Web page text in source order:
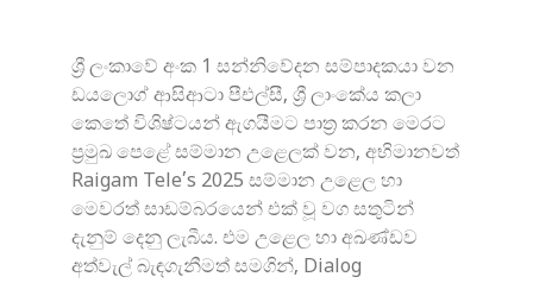
ශ්‍රී ලංකාවේ අංක 1 සන්නිවේදන සම්පාදකයා වන
ඩයලොග් ආසිආටා පීඑල්සී, ශ්‍රී ලාංකේය කලා
කෙතේ විශිෂ්ටයන් ඇගයීමට පාත්‍ර කරන මෙරට
ප්‍රමුඛ පෙළේ සම්මාන උළෙලක් වන, අභිමානවත්
Raigam Tele’s 2025 සම්මාන උළෙල හා
මෙවරත් සාඩම්බරයෙන් එක් වූ වග සතුටින්
දැනුම් දෙනු ලැබීය. එම උළෙල හා අඛණ්ඩව
අත්වැල් බැඳගැනීමත් සමගින්, Dialog